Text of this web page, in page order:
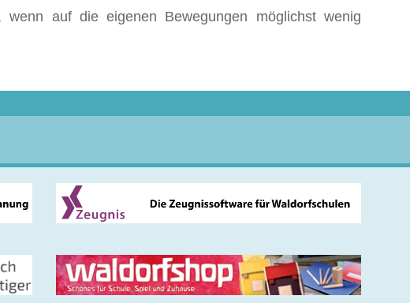
auf die eigenen Bewegungen möglichst wenig